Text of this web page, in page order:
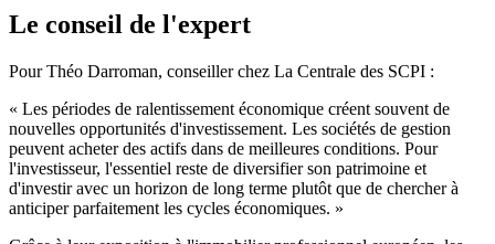
Le conseil de l'expert
Pour Théo Darroman, conseiller chez La Centrale des SCPI :
« Les périodes de ralentissement économique créent souvent de
nouvelles opportunités d'investissement. Les sociétés de gestion
peuvent acheter des actifs dans de meilleures conditions. Pour
l'investisseur, l'essentiel reste de diversifier son patrimoine et
d'investir avec un horizon de long terme plutôt que de chercher à
anticiper parfaitement les cycles économiques. »